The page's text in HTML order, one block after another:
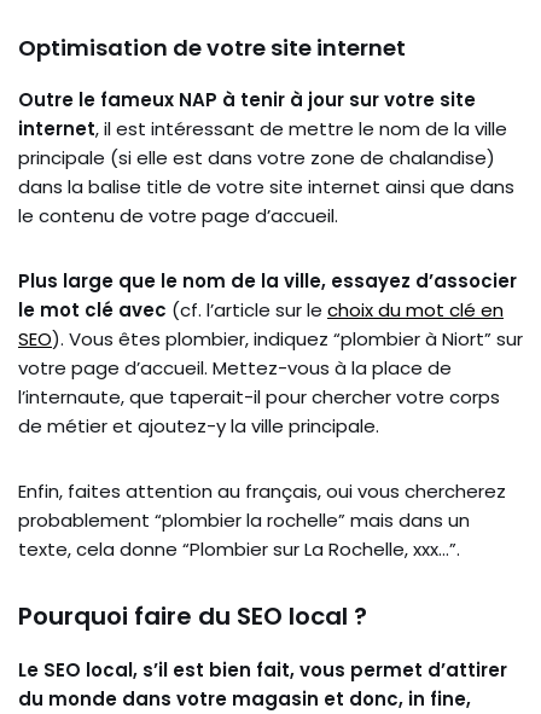
Optimisation de votre site internet
Outre le fameux NAP à tenir à jour sur votre site
internet, il est intéressant de mettre le nom de la ville
principale (si elle est dans votre zone de chalandise)
dans la balise title de votre site internet ainsi que dans
le contenu de votre page d’accueil.
Plus large que le nom de la ville, essayez d’associer
le mot clé avec (cf. l’article sur le choix du mot clé en
SEO). Vous êtes plombier, indiquez “plombier à Niort” sur
votre page d’accueil. Mettez-vous à la place de
l’internaute, que taperait-il pour chercher votre corps
de métier et ajoutez-y la ville principale.
Enfin, faites attention au français, oui vous chercherez
probablement “plombier la rochelle” mais dans un
texte, cela donne “Plombier sur La Rochelle, xxx…”.
Pourquoi faire du SEO local ?
Le SEO local, s’il est bien fait, vous permet d’attirer
du monde dans votre magasin et donc, in fine,